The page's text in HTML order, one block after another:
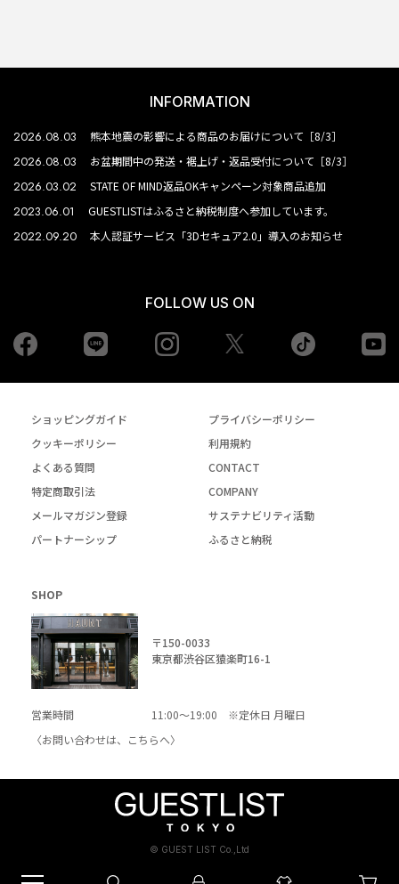
INFORMATION
2026.08.03 熊本地震の影響による商品のお届けについて［8/3］
2026.08.03 お盆期間中の発送・裾上げ・返品受付について［8/3］
2026.03.02 STATE OF MIND返品OKキャンペーン対象商品追加
2023.06.01 GUESTLISTはふるさと納税制度へ参加しています。
2022.09.20 本人認証サービス「3Dセキュア2.0」導入のお知らせ
FOLLOW US ON
Facebook Instagram tiktok
ショッピングガイド
プライバシーポリシー
クッキーポリシー
利用規約
よくある質問
CONTACT
特定商取引法
COMPANY
メールマガジン登録
サステナビリティ活動
パートナーシップ
ふるさと納税
SHOP
〒150-0033
東京都渋谷区猿楽町16-1
営業時間
11:00～19:00 ※定休日 月曜日
〈お問い合わせは、
こちらへ〉
© GUEST LIST Co.,Ltd